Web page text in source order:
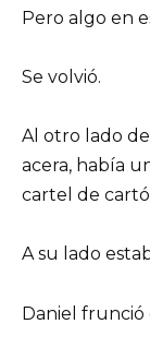
Pero algo en
Se volvió.
Al otro lado
acera, había
cartel de
A su lado
Daniel frunció